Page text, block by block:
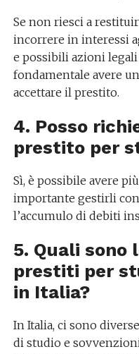
Se non riesci a
incorrere in interessi
e possibili azioni legali
fondamentale avere
accettare il prestito.
4. Posso
prestito per
Sì, è possibile avere
importante gestirli
l’accumulo di debiti
5. Quali sono
prestiti per
in Italia?
In Italia, ci sono
di studio e